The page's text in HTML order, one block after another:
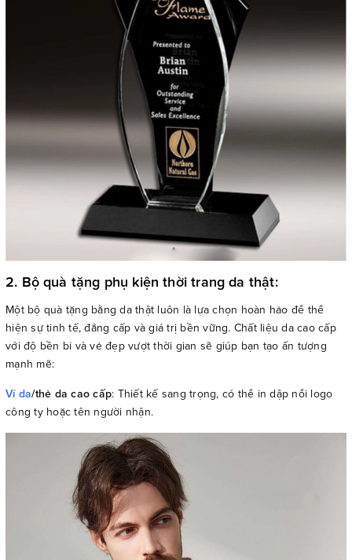
2. Bộ quà tặng phụ kiện thời trang da thật:
Một bộ quà tặng bằng da thật luôn là lựa chọn hoàn hảo để thể
hiện sự tinh tế, đẳng cấp và giá trị bền vững. Chất liệu da cao cấp
với độ bền bỉ và vẻ đẹp vượt thời gian sẽ giúp bạn tạo ấn tượng
mạnh mẽ:
Ví da/thẻ da cao cấp: Thiết kế sang trọng, có thể in dập nổi logo
công ty hoặc tên người nhận.